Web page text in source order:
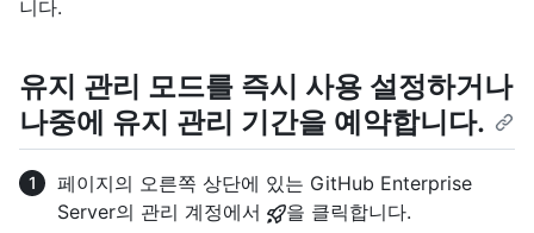
니다.
유지 관리 모드를 즉시 사용 설정하거나
나중에 유지 관리 기간을 예약합니다.
페이지의 오른쪽 상단에 있는 GitHub Enterprise
Server의 관리 계정에서
을 클릭합니다.